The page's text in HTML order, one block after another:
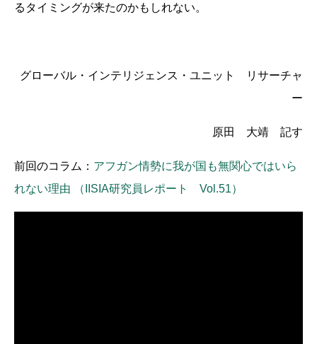
るタイミングが来たのかもしれない。
グローバル・インテリジェンス・ユニット リサーチャ
ー
原田 大靖 記す
前回のコラム： アフガン情勢に我が国も無関心ではいら
れない理由 （IISIA研究員レポート Vol.51）